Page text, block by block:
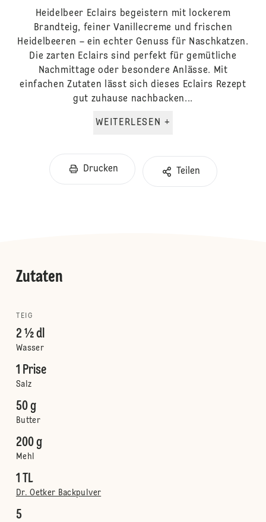
Heidelbeer Eclairs begeistern mit lockerem
Brandteig, feiner Vanillecreme und frischen
Heidelbeeren – ein echter Genuss für Naschkatzen.
Die zarten Eclairs sind perfekt für gemütliche
Nachmittage oder besondere Anlässe. Mit
einfachen Zutaten lässt sich dieses Eclairs Rezept
gut zuhause nachbacken...
WEITERLESEN +
Drucken Teilen
Zutaten
TEIG
2 ½ dl
Wasser
1 Prise
Salz
50 g
Butter
200 g
Mehl
1 TL
Dr. Oetker Backpulver
5